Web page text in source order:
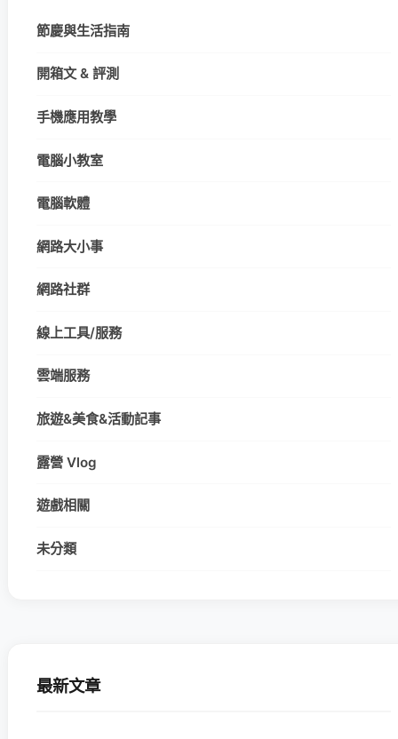
節慶與生活指南
開箱文 & 評測
手機應用教學
電腦小教室
電腦軟體
網路大小事
網路社群
線上工具/服務
雲端服務
旅遊&美食&活動記事
露營 Vlog
遊戲相關
未分類
最新文章